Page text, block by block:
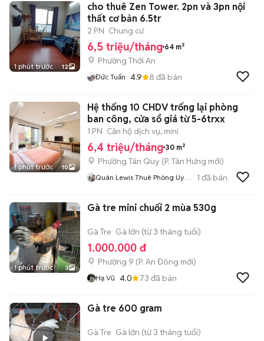
1 phút trước 12
cho thuê Zen Tower. 2pn và 3pn nội
thất cơ bản 6.5tr
2 PN Chung cư
6,5 triệu/tháng 64 m²
Phường Thới An
Đức Tuấn 4.9 8 đã bán
1 phút trước 10
Hệ thống 10 CHDV trống lại phòng
ban công, cửa sổ giá từ 5-6trxx
1 PN Căn hộ dịch vụ, mini
6,4 triệu/tháng 30 m²
Phường Tân Quy (P. Tân Hưng mới)
Quân Lewis Thuê Phòng Uy
1 đã bán
1 phút trước 3
Gà tre mini chuối 2 mùa 530g
Gà Tre Gà lớn (từ 3 tháng tuổi)
1.000.000 đ
Phường 9 (P. An Đông mới)
Hạ Vũ 4.0 73 đã bán
Gà tre 600 gram
Gà Tre Gà lớn (từ 3 tháng tuổi)